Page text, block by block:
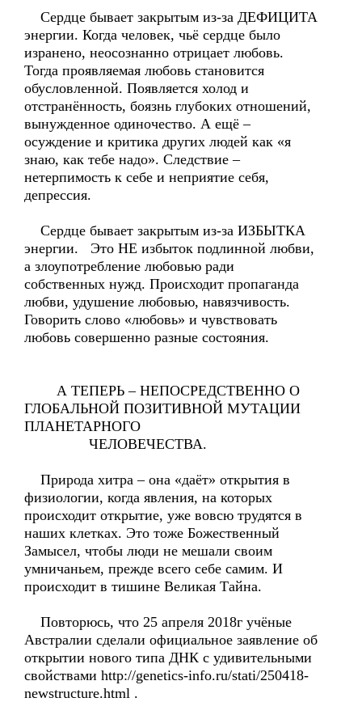
Сердце бывает закрытым из-за ДЕФИЦИТА
энергии. Когда человек, чьё сердце было
изранено, неосознанно отрицает любовь.
Тогда проявляемая любовь становится
обусловленной. Появляется холод и
отстранённость, боязнь глубоких отношений,
вынужденное одиночество. А ещё –
осуждение и критика других людей как «я
знаю, как тебе надо». Следствие –
нетерпимость к себе и неприятие себя,
депрессия.
Сердце бывает закрытым из-за ИЗБЫТКА
энергии. Это НЕ избыток подлинной любви,
а злоупотребление любовью ради
собственных нужд. Происходит пропаганда
любви, удушение любовью, навязчивость.
Говорить слово «любовь» и чувствовать
любовь совершенно разные состояния.
А ТЕПЕРЬ – НЕПОСРЕДСТВЕННО О
ГЛОБАЛЬНОЙ ПОЗИТИВНОЙ МУТАЦИИ
ПЛАНЕТАРНОГО
ЧЕЛОВЕЧЕСТВА.
Природа хитра – она «даёт» открытия в
физиологии, когда явления, на которых
происходит открытие, уже вовсю трудятся в
наших клетках. Это тоже Божественный
Замысел, чтобы люди не мешали своим
умничаньем, прежде всего себе самим. И
происходит в тишине Великая Тайна.
Повторюсь, что 25 апреля 2018г учёные
Австралии сделали официальное заявление об
открытии нового типа ДНК с удивительными
свойствами http://genetics-info.ru/stati/250418-
newstructure.html .